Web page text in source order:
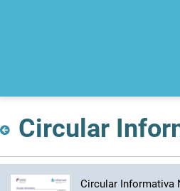
Circular Informativa